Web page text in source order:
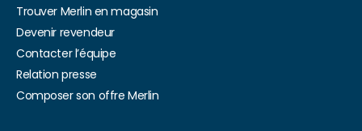
Trouver Merlin en magasin
Devenir revendeur
Contacter l’équipe
Relation presse
Composer son offre Merlin